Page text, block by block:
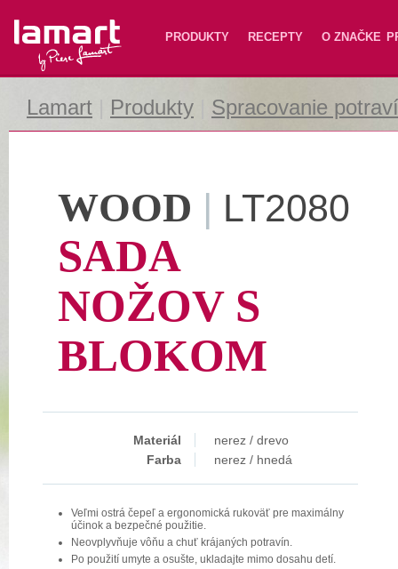
Lamart PRODUKTY RECEPTY O ZNAČKE
Lamart Produkty Spracovanie
WOOD | LT2080
SADA
NOŽOV S
BLOKOM
Materiál
nerez / drevo
Farba
nerez / hnedá
Veľmi ostrá čepeľ a ergonomická rukoväť pre maximálny
účinok a bezpečné použitie.
Neovplyvňuje vôňu a chuť krájaných potravín.
Po použití umyte a osušte, ukladajte mimo dosahu detí.